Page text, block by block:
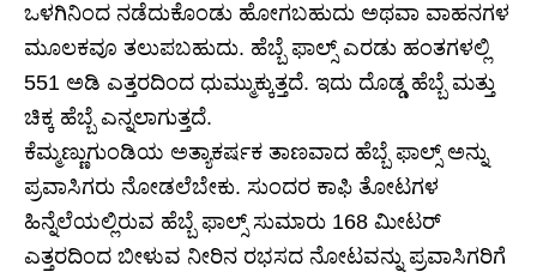
ಒಳಗಿನಿಂದ ನಡೆದುಕೊಂಡು ಹೋಗಬಹುದು ಅಥವಾ ವಾಹನಗಳ
ಮೂಲಕವೂ ತಲುಪಬಹುದು. ಹೆಬ್ಬೆ ಫಾಲ್ಸ್ ಎರಡು ಹಂತಗಳಲ್ಲಿ
551 ಅಡಿ ಎತ್ತರದಿಂದ ಧುಮ್ಮುಕ್ಕುತ್ತದೆ. ಇದು ದೊಡ್ಡ ಹೆಬ್ಬೆ ಮತ್ತು
ಚಿಕ್ಕ ಹೆಬ್ಬೆ ಎನ್ನಲಾಗುತ್ತದೆ.
ಕೆಮ್ಮಣ್ಣುಗುಂಡಿಯ ಅತ್ಯಾಕರ್ಷಕ ತಾಣವಾದ ಹೆಬ್ಬೆ ಫಾಲ್ಸ್ ಅನ್ನು
ಪ್ರವಾಸಿಗರು ನೋಡಲೆಬೇಕು. ಸುಂದರ ಕಾಫಿ ತೋಟಗಳ
ಹಿನ್ನೆಲೆಯಲ್ಲಿರುವ ಹೆಬ್ಬೆ ಫಾಲ್ಸ್ ಸುಮಾರು 168 ಮೀಟರ್
ಎತ್ತರದಿಂದ ಬೀಳುವ ನೀರಿನ ರಭಸದ ನೋಟವನ್ನು ಪ್ರವಾಸಿಗರಿಗೆ